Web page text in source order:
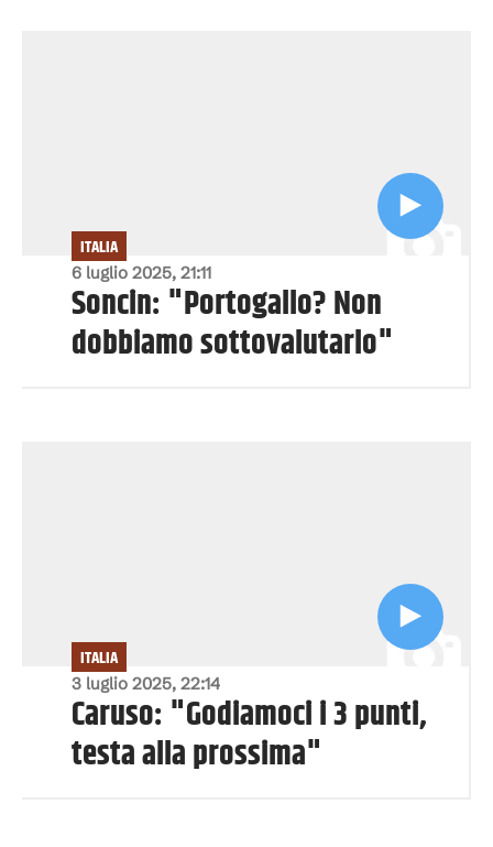
6 luglio 2025, 21:11
ITALIA
Soncin: "Portogallo? Non
dobbiamo sottovalutarlo"
3 luglio 2025, 22:14
ITALIA
Caruso: "Godiamoci i 3 punti,
testa alla prossima"